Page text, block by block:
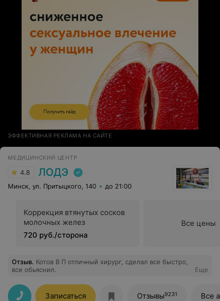
долгоиграющая история и зависит от особенностей
пациента( склонность к отекам и т.д.). Я очень склонна
к отекам и по этой причине результат был не сразу.
Сейчас очень довольна результатом. Я еще раз
благодарю Игоря Вячеславовича за терпение и
поддержку. Я бы такого клиента как я уже
ЭФФЕКТИВНАЯ РЕКЛАМА НА САЙТЕ
МЕДИЦИНСКИЙ ЦЕНТР
4.8 ЛОДЭ
Минск, ул. Притыцкого, 140 до 21:00
Коррекция втянутых сосков
молочных желез
720 руб./сторона
Все цены
Отзыв. Котов В П отличный хирург, сделал все быстро,
все обьяснил.
Еще
Записаться Отзывы9231 Все